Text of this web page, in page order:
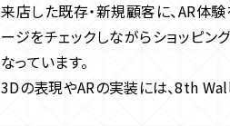
来店した既存・新規顧客に、AR体
ージをチェックしながらショッピン
なっています。
3Dの表現やARの実装には、8th